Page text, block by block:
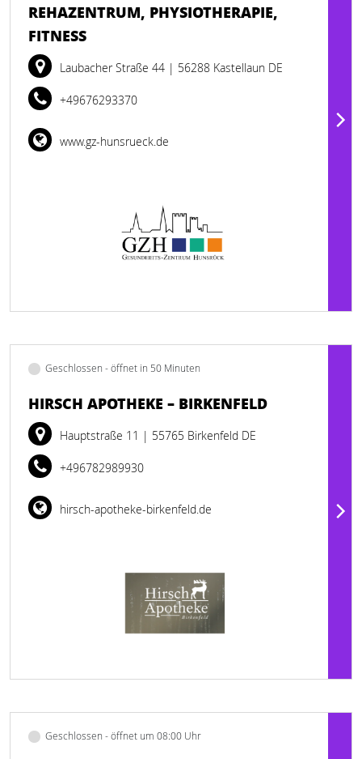
REHAZENTRUM, PHYSIOTHERAPIE,
FITNESS
Laubacher Straße 44 | 56288 Kastellaun DE
+49676293370
www.gz-hunsrueck.de
Geschlossen - öffnet in 50 Minuten
HIRSCH APOTHEKE – BIRKENFELD
Hauptstraße 11 | 55765 Birkenfeld DE
+496782989930
hirsch-apotheke-birkenfeld.de
Geschlossen - öffnet um 08:00 Uhr